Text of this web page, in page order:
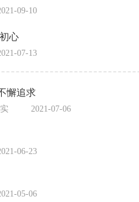
09-10
心
07-13
懈追求
2021-07-06
06-23
05-06